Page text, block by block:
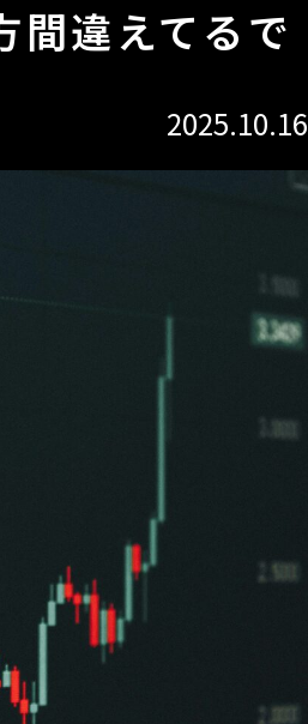
違えてるで
2025.10.16